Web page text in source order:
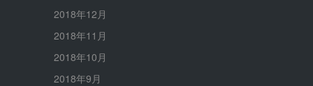
2018年12月
2018年11月
2018年10月
2018年9月